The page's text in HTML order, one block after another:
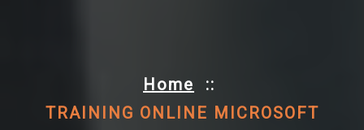
Home ::
TRAINING ONLINE MICROSOFT